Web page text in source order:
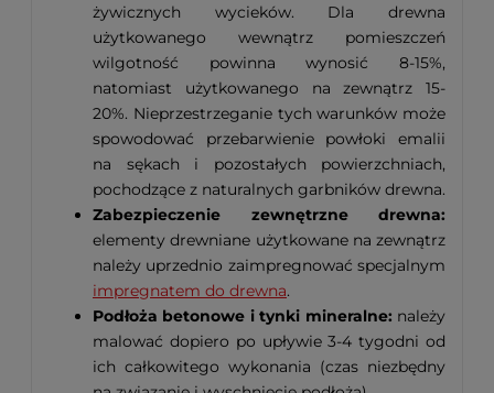
żywicznych wycieków. Dla drewna
użytkowanego wewnątrz pomieszczeń
wilgotność powinna wynosić 8-15%,
natomiast użytkowanego na zewnątrz 15-
20%. Nieprzestrzeganie tych warunków może
spowodować przebarwienie powłoki emalii
na sękach i pozostałych powierzchniach,
pochodzące z naturalnych garbników drewna.
Zabezpieczenie zewnętrzne drewna:
elementy drewniane użytkowane na zewnątrz
należy uprzednio zaimpregnować specjalnym
impregnatem do drewna.
Podłoża betonowe i tynki mineralne: należy
malować dopiero po upływie 3-4 tygodni od
ich całkowitego wykonania (czas niezbędny